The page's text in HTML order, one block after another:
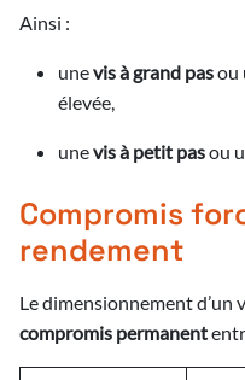
Ainsi :
unevis à grand pasou
élevée,
unevis à petit pasou
Compromis
rendement
Le dimensionnement d’un
compromis permanent